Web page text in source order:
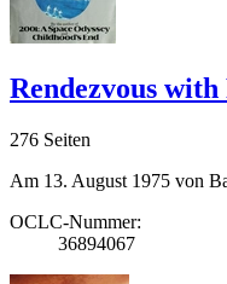
Rendezvous with
276 Seiten
Am 13. August 1975 von
OCLC-Nummer:
36894067